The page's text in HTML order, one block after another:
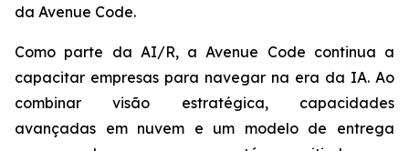
da Avenue Code.
Como parte da AI/R, a Avenue Code continua a
capacitar empresas para navegar na era da IA. Ao
combinar visão estratégica, capacidades
avançadas em nuvem e um modelo de entrega